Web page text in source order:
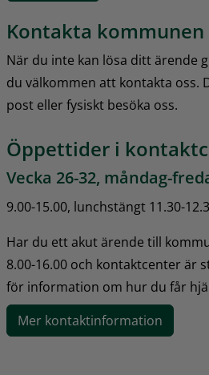
Kontakta kommunen
När du inte kan lösa ditt ärende
du välkommen att kontakta oss.
post eller fysiskt besöka oss.
Öppettider i
Vecka 26-32, måndag-
9.00-15.00, lunchstängt 11.30-
Har du ett akut ärende till
8.00-16.00 och kontaktcenter är
för information om hur du får
Mer kontaktinformation